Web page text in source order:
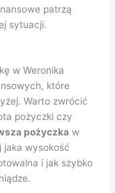
patrzą
sytuacji.
w Weronika
które
Warto zwrócić
pożyczki czy
pożyczka w
jaka wysokość
i jak szybko